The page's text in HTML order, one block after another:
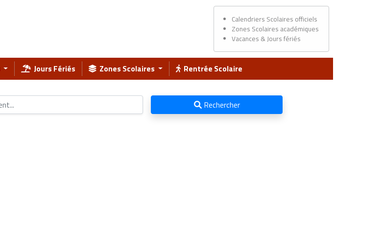
Calendriers Scolaires officiels
Zones Scolaires académiques
Vacances & Jours fériés
Jours Fériés Zones Scolaires Rentrée Scolaire
Rechercher